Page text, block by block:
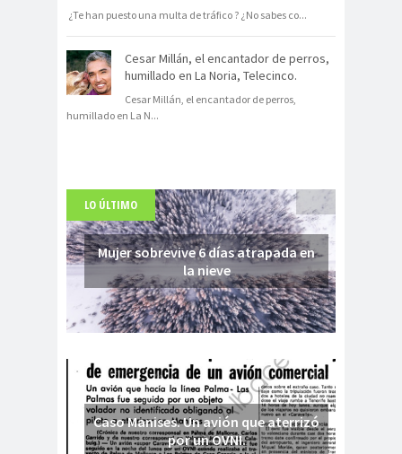
¿Te han puesto una multa de tráfico ? ¿No sabes co...
Cesar Millán, el encantador de perros,
humillado en La Noria, Telecinco.
Cesar Millán, el encantador de perros,
humillado en La N...
LO ÚLTIMO
Mujer sobrevive 6 días atrapada en
la nieve
Caso Manises. Un avión que aterrizó
por un OVNI.